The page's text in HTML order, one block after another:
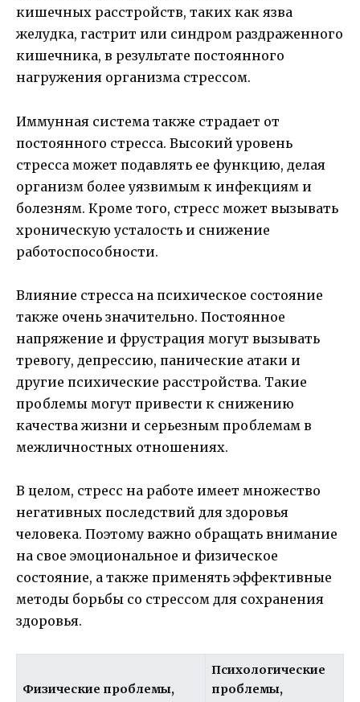
кишечных расстройств, таких как язва
желудка, гастрит или синдром раздраженного
кишечника, в результате постоянного
нагружения организма стрессом.
Иммунная система также страдает от
постоянного стресса. Высокий уровень
стресса может подавлять ее функцию, делая
организм более уязвимым к инфекциям и
болезням. Кроме того, стресс может вызывать
хроническую усталость и снижение
работоспособности.
Влияние стресса на психическое состояние
также очень значительно. Постоянное
напряжение и фрустрация могут вызывать
тревогу, депрессию, панические атаки и
другие психические расстройства. Такие
проблемы могут привести к снижению
качества жизни и серьезным проблемам в
межличностных отношениях.
В целом, стресс на работе имеет множество
негативных последствий для здоровья
человека. Поэтому важно обращать внимание
на свое эмоциональное и физическое
состояние, а также применять эффективные
методы борьбы со стрессом для сохранения
здоровья.
Физические проблемы,
Психологические
проблемы,